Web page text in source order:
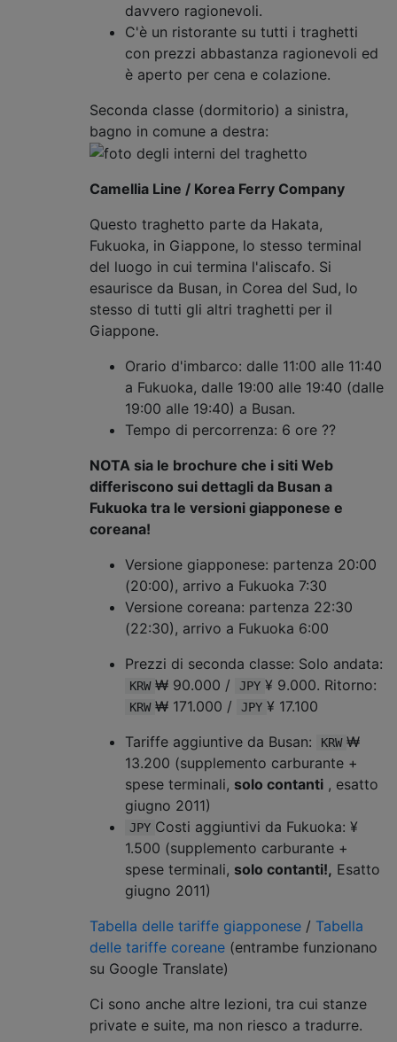
davvero ragionevoli.
C'è un ristorante su tutti i traghetti
con prezzi abbastanza ragionevoli ed
è aperto per cena e colazione.
Seconda classe (dormitorio) a sinistra,
bagno in comune a destra:
Camellia Line / Korea Ferry Company
Questo traghetto parte da Hakata,
Fukuoka, in Giappone, lo stesso terminal
del luogo in cui termina l'aliscafo. Si
esaurisce da Busan, in Corea del Sud, lo
stesso di tutti gli altri traghetti per il
Giappone.
Orario d'imbarco: dalle 11:00 alle 11:40
a Fukuoka, dalle 19:00 alle 19:40 (dalle
19:00 alle 19:40) a Busan.
Tempo di percorrenza: 6 ore ??
NOTA sia le brochure che i siti Web
differiscono sui dettagli da Busan a
Fukuoka tra le versioni giapponese e
coreana!
Versione giapponese: partenza 20:00
(20:00), arrivo a Fukuoka 7:30
Versione coreana: partenza 22:30
(22:30), arrivo a Fukuoka 6:00
Prezzi di seconda classe: Solo andata:
KRW ₩ 90.000 / JPY ¥ 9.000. Ritorno:
KRW ₩ 171.000 / JPY ¥ 17.100
Tariffe aggiuntive da Busan:
KRW ₩
13.200 (supplemento carburante +
spese terminali, solo contanti , esatto
giugno 2011)
JPY Costi aggiuntivi da Fukuoka: ¥
1.500 (supplemento carburante +
spese terminali, solo contanti!, Esatto
giugno 2011)
Tabella delle tariffe giapponese / Tabella
delle tariffe coreane (entrambe funzionano
su Google Translate)
Ci sono anche altre lezioni, tra cui stanze
private e suite, ma non riesco a tradurre.